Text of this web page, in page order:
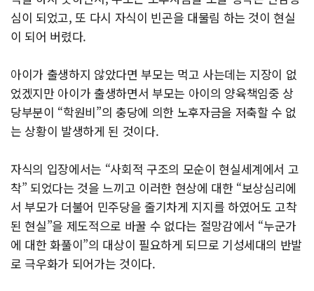
심이 되었고, 또 다시 자식이 빈곤을 대물림 하는 것이 현실
이 되어 버렸다.
아이가 출생하지 않았다면 부모는 먹고 사는데는 지장이 없
었겠지만 아이가 출생하면서 부모는 아이의 양육책임중 상
당부분이 “학원비”의 충당에 의한 노후자금을 저축할 수 없
는 상황이 발생하게 된 것이다.
자식의 입장에서는 “사회적 구조의 모순이 현실세계에서 고
착” 되었다는 것을 느끼고 이러한 현상에 대한 “보상심리에
서 부모가 더불어 민주당을 줄기차게 지지를 하였어도 고착
된 현실”을 제도적으로 바꿀 수 없다는 절망감에서 “누군가
에 대한 화풀이”의 대상이 필요하게 되므로 기성세대의 반발
로 극우화가 되어가는 것이다.